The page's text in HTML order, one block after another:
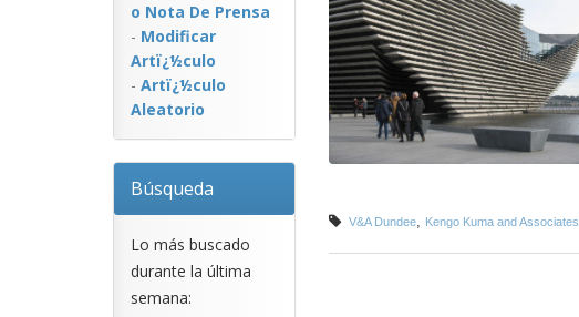
o Nota De Prensa
- Modificar
Artï¿½culo
- Artï¿½culo
Aleatorio
Búsqueda
Lo más buscado
durante la última
semana:
V&A Dundee, Kengo Kuma and Associates